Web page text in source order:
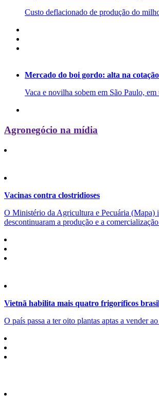
Custo deflacionado de produção do
Mercado do boi gordo: alta na
Vaca e novilha sobem em São Paulo,
Agronegócio na mídia
Vacinas contra clostridioses
O Ministério da Agricultura e Pecuária (Mapa)
descontinuaram a produção e a
Vietnã habilita mais quatro frigoríficos
O país passa a ter oito plantas aptas a vender